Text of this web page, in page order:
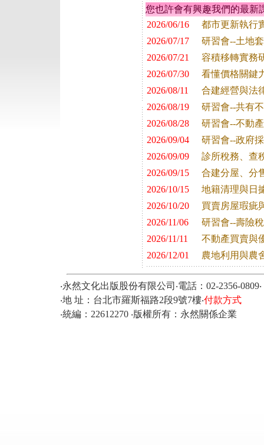
您也許會有興趣我們的最新
2026/06/16
都市更新執行
2026/07/17
研習會--土地
2026/07/21
容積移轉實務
2026/07/30
看懂價格關鍵
2026/08/11
合建經營與法
2026/08/19
研習會--共有
2026/08/28
研習會--不動
2026/09/04
研習會--政府
2026/09/09
診所稅務、查
2026/09/15
合建分屋、分
2026/10/15
地籍清理與日
2026/10/20
買賣房屋瑕疵
2026/11/06
研習會--壽險
2026/11/11
不動產買賣與
2026/12/01
農地利用與農
‧永然文化出版股份有限公司‧電話：02-2356-0809‧
‧地 址：台北市羅斯福路2段9號7樓‧付款方式
‧統編：22612270 ‧版權所有：永然關係企業